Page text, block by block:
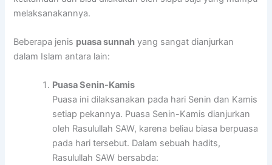
melaksanakannya.
Beberapa jenis puasa sunnah yang sangat dianjurkan
dalam Islam antara lain:
Puasa Senin-Kamis
Puasa ini dilaksanakan pada hari Senin dan Kamis
setiap pekannya. Puasa Senin-Kamis dianjurkan
oleh Rasulullah SAW, karena beliau biasa berpuasa
pada hari tersebut. Dalam sebuah hadits,
Rasulullah SAW bersabda: